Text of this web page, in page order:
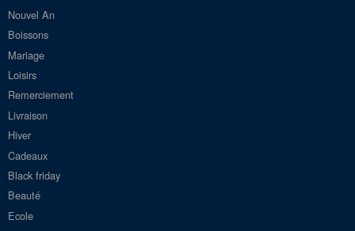
Nouvel An
Boissons
Mariage
Loisirs
Remerciement
Livraison
Hiver
Cadeaux
Black friday
Beauté
Ecole